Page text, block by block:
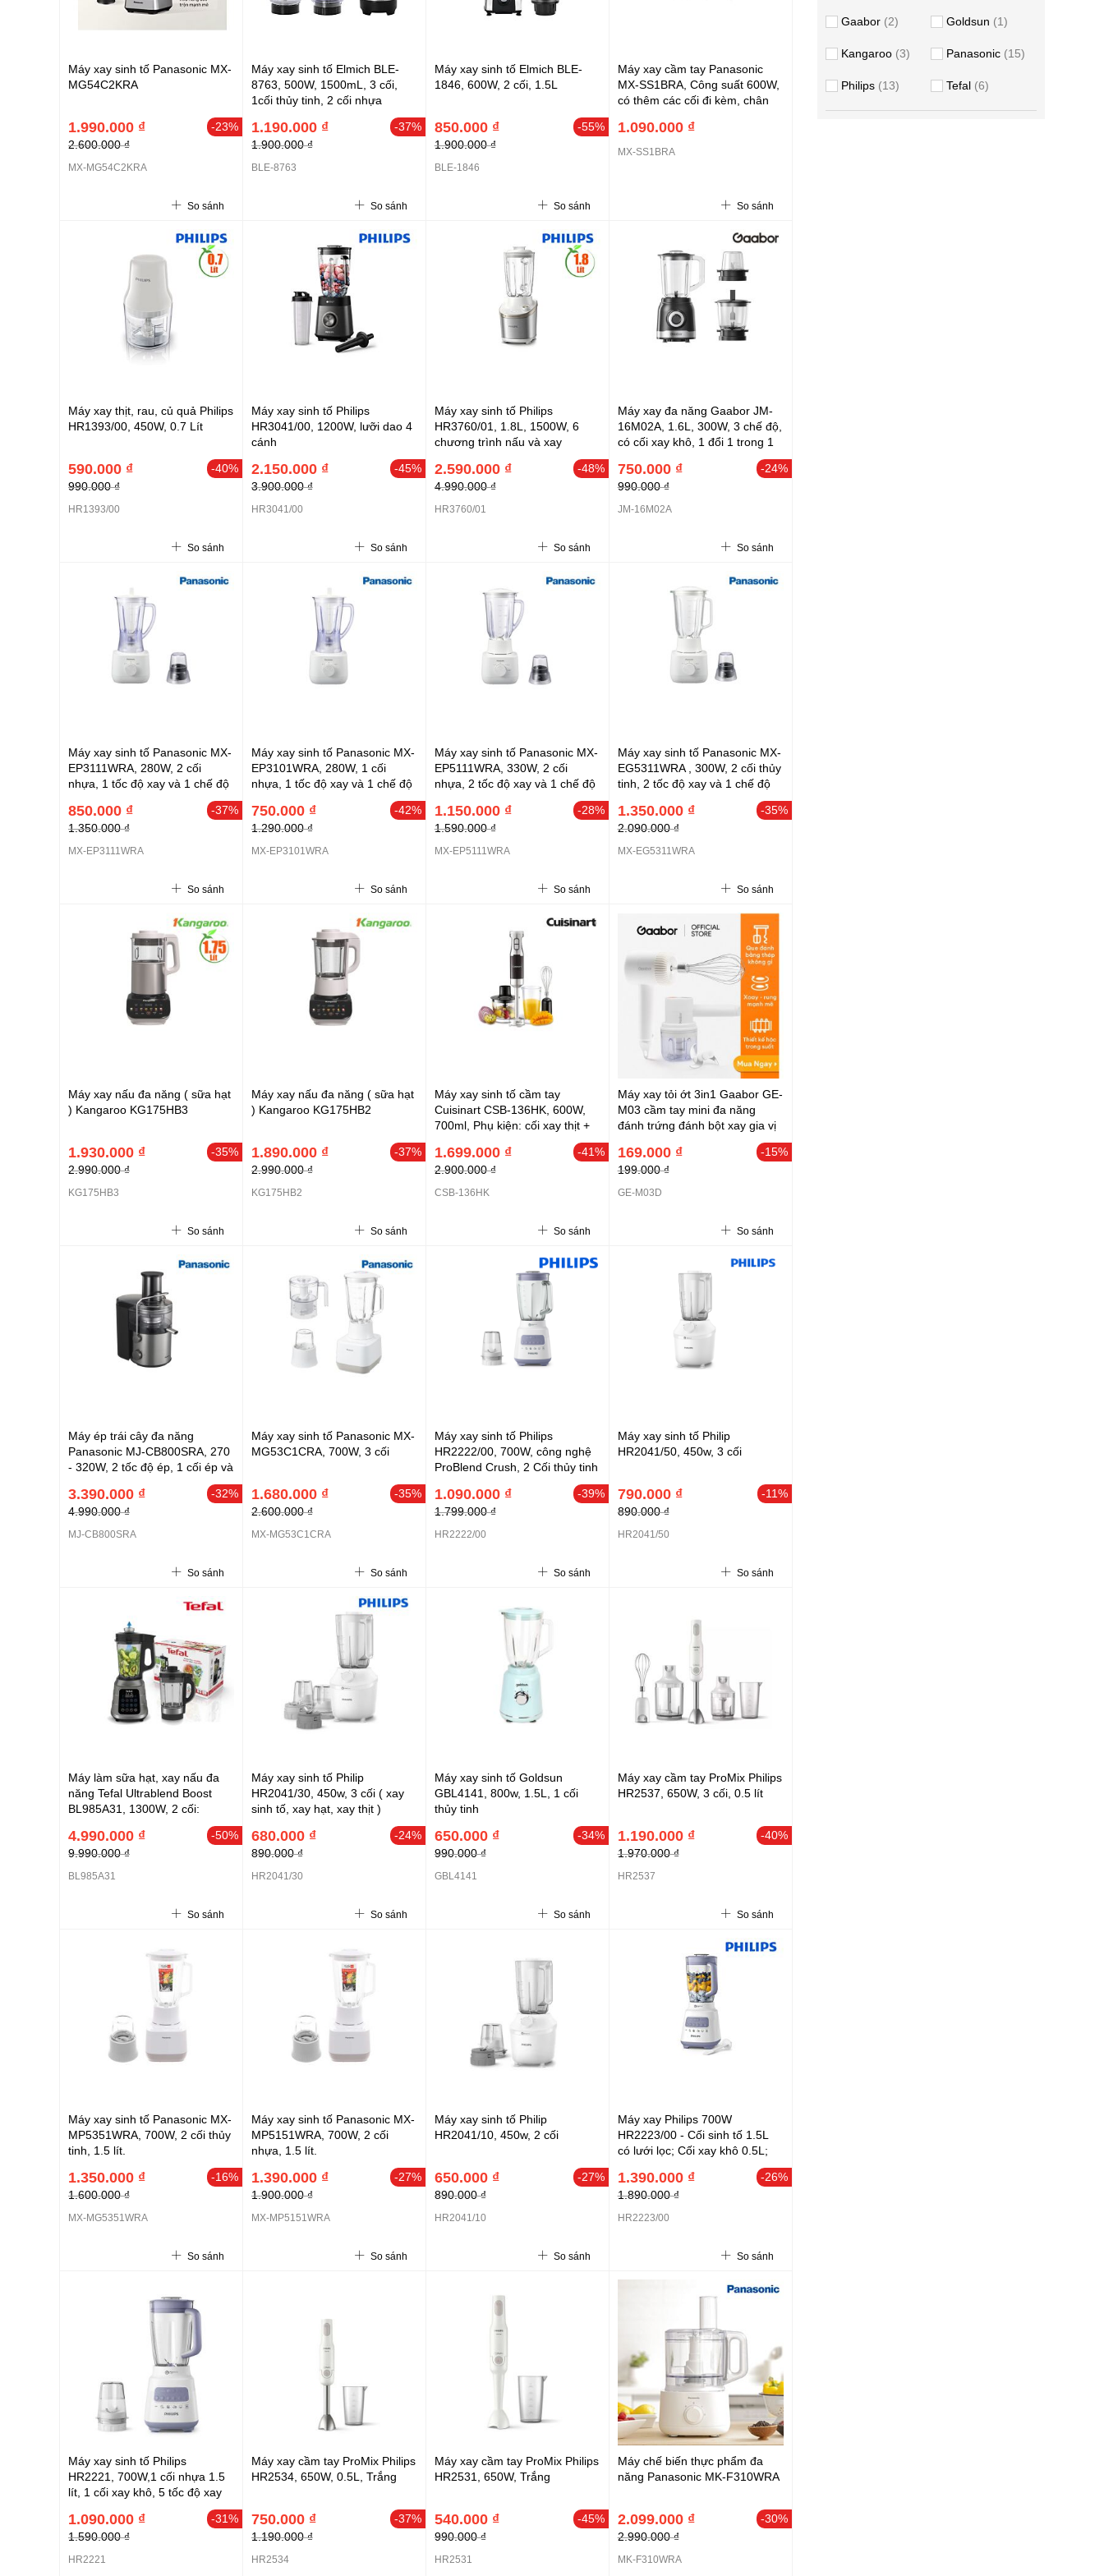
Máy xay sinh tố Panasonic MX-
MG54C2KRA
-23%
1.990.000 ₫
2.600.000 ₫
MX-MG54C2KRA
So sánh
Máy xay sinh tố Elmich BLE-
8763, 500W, 1500mL, 3 cối,
1cối thủy tinh, 2 cối nhựa
-37%
1.190.000 ₫
1.900.000 ₫
BLE-8763
So sánh
Máy xay sinh tố Elmich BLE-
1846, 600W, 2 cối, 1.5L
-55%
850.000 ₫
1.900.000 ₫
BLE-1846
So sánh
Máy xay cầm tay Panasonic
MX-SS1BRA, Công suất 600W,
có thêm các cối đi kèm, chân
không gỉ cao cấp
1.090.000 ₫
MX-SS1BRA
So sánh
Máy xay thịt, rau, củ quả Philips
HR1393/00, 450W, 0.7 Lít
-40%
590.000 ₫
990.000 ₫
HR1393/00
So sánh
Máy xay sinh tố Philips
HR3041/00, 1200W, lưỡi dao 4
cánh
-45%
2.150.000 ₫
3.900.000 ₫
HR3041/00
So sánh
Máy xay sinh tố Philips
HR3760/01, 1.8L, 1500W, 6
chương trình nấu và xay
-48%
2.590.000 ₫
4.990.000 ₫
HR3760/01
So sánh
Máy xay đa năng Gaabor JM-
16M02A, 1.6L, 300W, 3 chế độ,
có cối xay khô, 1 đổi 1 trong 1
-24%
750.000 ₫
990.000 ₫
JM-16M02A
So sánh
Máy xay sinh tố Panasonic MX-
EP3111WRA, 280W, 2 cối
nhựa, 1 tốc độ xay và 1 chế độ
-37%
850.000 ₫
1.350.000 ₫
MX-EP3111WRA
So sánh
Máy xay sinh tố Panasonic MX-
EP3101WRA, 280W, 1 cối
nhựa, 1 tốc độ xay và 1 chế độ
-42%
750.000 ₫
1.290.000 ₫
MX-EP3101WRA
So sánh
Máy xay sinh tố Panasonic MX-
EP5111WRA, 330W, 2 cối
nhựa, 2 tốc độ xay và 1 chế độ
-28%
1.150.000 ₫
1.590.000 ₫
MX-EP5111WRA
So sánh
Máy xay sinh tố Panasonic MX-
EG5311WRA , 300W, 2 cối thủy
tinh, 2 tốc độ xay và 1 chế độ
-35%
1.350.000 ₫
2.090.000 ₫
MX-EG5311WRA
So sánh
Máy xay nấu đa năng ( sữa hạt
) Kangaroo KG175HB3
-35%
1.930.000 ₫
2.990.000 ₫
KG175HB3
So sánh
Máy xay nấu đa năng ( sữa hạt
) Kangaroo KG175HB2
-37%
1.890.000 ₫
2.990.000 ₫
KG175HB2
So sánh
Máy xay sinh tố cầm tay
Cuisinart CSB-136HK, 600W,
700ml, Phụ kiện: cối xay thịt +
-41%
1.699.000 ₫
2.900.000 ₫
CSB-136HK
So sánh
Máy xay tỏi ớt 3in1 Gaabor GE-
M03 cầm tay mini đa năng
đánh trứng đánh bột xay gia vị
-15%
169.000 ₫
199.000 ₫
GE-M03D
So sánh
Máy ép trái cây đa năng
Panasonic MJ-CB800SRA, 270
- 320W, 2 tốc độ ép, 1 cối ép và
-32%
3.390.000 ₫
4.990.000 ₫
MJ-CB800SRA
So sánh
Máy xay sinh tố Panasonic MX-
MG53C1CRA, 700W, 3 cối
-35%
1.680.000 ₫
2.600.000 ₫
MX-MG53C1CRA
So sánh
Máy xay sinh tố Philips
HR2222/00, 700W, công nghệ
ProBlend Crush, 2 Cối thủy tinh
-39%
1.090.000 ₫
1.799.000 ₫
HR2222/00
So sánh
Máy xay sinh tố Philip
HR2041/50, 450w, 3 cối
-11%
790.000 ₫
890.000 ₫
HR2041/50
So sánh
Máy làm sữa hạt, xay nấu đa
năng Tefal Ultrablend Boost
BL985A31, 1300W, 2 cối:
-50%
4.990.000 ₫
9.990.000 ₫
BL985A31
So sánh
Máy xay sinh tố Philip
HR2041/30, 450w, 3 cối ( xay
sinh tố, xay hạt, xay thịt )
-24%
680.000 ₫
890.000 ₫
HR2041/30
So sánh
Máy xay sinh tố Goldsun
GBL4141, 800w, 1.5L, 1 cối
thủy tinh
-34%
650.000 ₫
990.000 ₫
GBL4141
So sánh
Máy xay cầm tay ProMix Philips
HR2537, 650W, 3 cối, 0.5 lít
-40%
1.190.000 ₫
1.970.000 ₫
HR2537
So sánh
Máy xay sinh tố Panasonic MX-
MP5351WRA, 700W, 2 cối thủy
tinh, 1.5 lít.
-16%
1.350.000 ₫
1.600.000 ₫
MX-MG5351WRA
So sánh
Máy xay sinh tố Panasonic MX-
MP5151WRA, 700W, 2 cối
nhựa, 1.5 lít.
-27%
1.390.000 ₫
1.900.000 ₫
MX-MP5151WRA
So sánh
Máy xay sinh tố Philip
HR2041/10, 450w, 2 cối
-27%
650.000 ₫
890.000 ₫
HR2041/10
So sánh
Máy xay Philips 700W
HR2223/00 - Cối sinh tố 1.5L
có lưới lọc; Cối xay khô 0.5L;
Cối xay ướt 1L; 5 tốc độ; Xay
nhồi
-26%
1.390.000 ₫
1.890.000 ₫
HR2223/00
So sánh
Máy xay sinh tố Philips
HR2221, 700W,1 cối nhựa 1.5
lít, 1 cối xay khô, 5 tốc độ xay
-31%
1.090.000 ₫
1.590.000 ₫
HR2221
Máy xay cầm tay ProMix Philips
HR2534, 650W, 0.5L, Trắng
-37%
750.000 ₫
1.190.000 ₫
HR2534
Máy xay cầm tay ProMix Philips
HR2531, 650W, Trắng
-45%
540.000 ₫
990.000 ₫
HR2531
Máy chế biến thực phẩm đa
năng Panasonic MK-F310WRA
-30%
2.099.000 ₫
2.990.000 ₫
MK-F310WRA
Gaabor 2 Goldsun 1
Kangaroo 3 Panasonic 15
Philips 13 Tefal 6